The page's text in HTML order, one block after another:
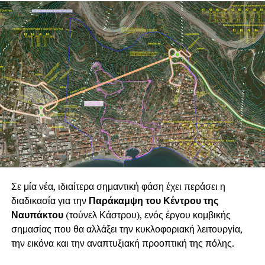
ηΙωάννα Σακούλη, τον ήχο και το φωτισμό επιμελήθηκε
οΔημήτρης Ιωάννου, ενώ η ηχογράφηση
πραγματοποιήθηκε στο Quarantena Studio. Τους
ρόλους ερμήνευσαν οιΘάλεια Μπανιά, Δημήτρης
Καρασμαΐλης, Σπύρος Χαμηλός, Νίκος Μελίστας,
Γιώργος Κατσάμπας, Δημήτρης Σκαρπέντζος, Βάσω
ΤαραμπίκουκαιΒάλια Νασοπούλου. Χορός:Αγγέλα
Σταυροπούλου,Αρετή Καλαντζή, Σοφία Τσιώτα,
Μάρθα Καραλή, Μαριέττα Φούντζουλα,Θάλεια
Μπανιά,Μελίνα ΦούντζουλακαιΚωνσταντίνα
Μπανιά.
Ιδιαίτερη σημασία έχει το γεγονός ότι πρόκειται για μία
ναυπακτιακή καλλιτεχνική παραγωγή. Ο Δήμος
Ναυπακτίας στήριξε έμπρακτα τη συγκεκριμένη
δημιουργική προσπάθεια, καλύπτοντας εξ ολοκλήρου τη
χρηματοδότηση της παραγωγής και παρέχοντας στους
ανθρώπους της τη δυνατότητα να παρουσιάσουν το έργο
Σε μία νέα, ιδιαίτερα σημαντική φάση έχει περάσει η
διαδικασία για την Παράκαμψη του Κέντρου της
Ναυπάκτου(τούνελ Κάστρου), ενός έργου κομβικής
σημασίας που θα αλλάξει την κυκλοφοριακή λειτουργία,
την εικόνα και την αναπτυξιακή προοπτική της πόλης.